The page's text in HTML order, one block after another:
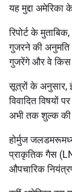
यह मुद्दा अमेरिका
रिपोर्ट के
गुजरने की अनुमति
गुजरेंगे और वे किस
सूत्रों के अनुसार,
विवादित विषयों
अभी तक शुल्क की
होर्मुज
प्राकृतिक गैस
औपचारिक